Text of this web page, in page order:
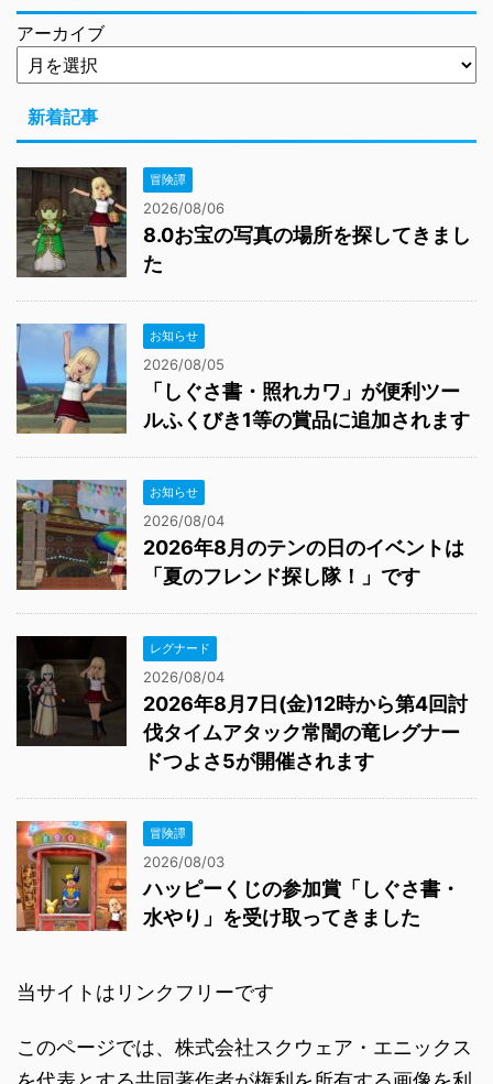
アーカイブ
新着記事
冒険譚
2026/08/06
8.0お宝の写真の場所を探してきまし
た
お知らせ
2026/08/05
「しぐさ書・照れカワ」が便利ツー
ルふくびき1等の賞品に追加されます
お知らせ
2026/08/04
2026年8月のテンの日のイベントは
「夏のフレンド探し隊！」です
レグナード
2026/08/04
2026年8月7日(金)12時から第4回討
伐タイムアタック常闇の竜レグナー
ドつよさ5が開催されます
冒険譚
2026/08/03
ハッピーくじの参加賞「しぐさ書・
水やり」を受け取ってきました
当サイトはリンクフリーです
このページでは、株式会社スクウェア・エニックス